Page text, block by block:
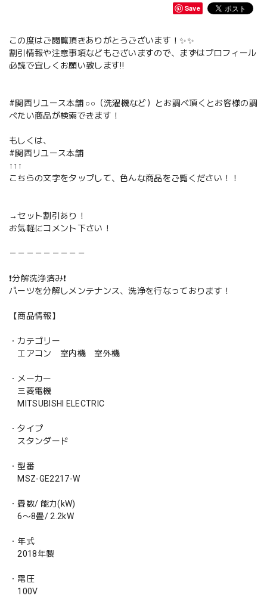
Save
この度はご閲覧頂きありがとうございます！✨✨
割引情報や注意事項などもございますので、まずはプロフィール
必読で宜しくお願い致します‼️
#関西リユース本舗 ○○（洗濯機など）とお調べ頂くとお客様の調
べたい商品が検索できます！
もしくは、
#関西リユース本舗
↑↑↑
こちらの文字をタップして、色んな商品をご覧ください！！
→セット割引あり！
お気軽にコメント下さい！
－－－－－－－－－
❗️分解洗浄済み❗️
パーツを分解しメンテナンス、洗浄を行なっております！
【商品情報】
・カテゴリー
エアコン 室内機 室外機
・メーカー
三菱電機
MITSUBISHI ELECTRIC
・タイプ
スタンダード
・型番
MSZ-GE2217-W
・畳数/ 能力(kW)
6〜8畳/ 2.2kW
・年式
2018年製
・電圧
100V